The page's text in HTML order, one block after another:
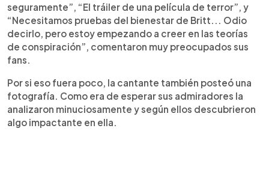
seguramente”, “El tráiler de una película de terror”, y
“Necesitamos pruebas del bienestar de Britt... Odio
decirlo, pero estoy empezando a creer en las teorías
de conspiración”, comentaron muy preocupados sus
fans.
Por si eso fuera poco, la cantante también posteó una
fotografía. Como era de esperar sus admiradores la
analizaron minuciosamente y según ellos descubrieron
algo impactante en ella.